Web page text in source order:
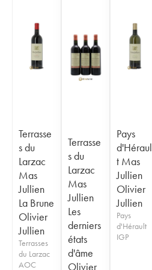
Terrasse
s du
Larzac
Mas
Jullien
La Brune
Olivier
Jullien
Terrasses
du Larzac
AOC
Terrasse
s du
Larzac
Mas
Jullien
Les
derniers
états
d'âme
Olivier
Pays
d'Héraul
t Mas
Jullien
Olivier
Jullien
Pays
d'Hérault
IGP